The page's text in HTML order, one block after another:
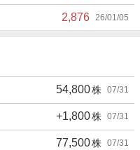
2,876 26/01/05
54,800株 07/31
+1,800株 07/31
77,500株 07/31